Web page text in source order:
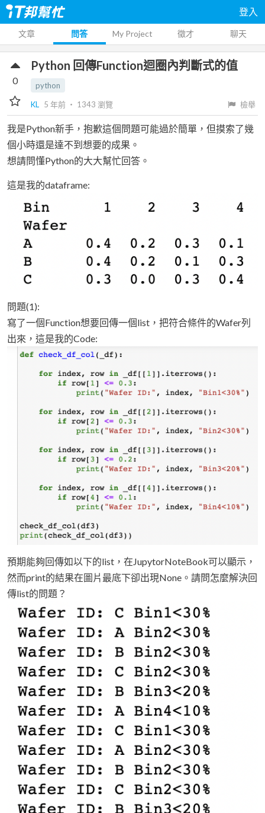
登入
文章 問答 My Project 徵才 聊天
Python 回傳Function迴圈內判斷式的值
python
KL 5 年前 ‧ 1343 瀏覽 檢舉
0
我是Python新手，抱歉這個問題可能過於簡單，但摸索了幾
個小時還是達不到想要的成果。
想請問懂Python的大大幫忙回答。
這是我的dataframe:
問題(1):
寫了一個Function想要回傳一個list，把符合條件的Wafer列
出來，這是我的Code:
預期能夠回傳如以下的list，在JupytorNoteBook可以顯示，
然而print的結果在圖片最底下卻出現None。請問怎麼解決回
傳list的問題？